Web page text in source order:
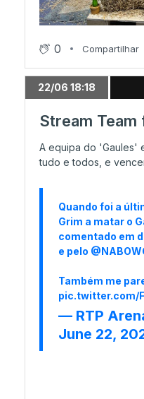
09/06 17:11
Ronda 4 esta
08/06 19:42
08/06 18:44
Legacy no Stage 3
0 Compartilhar
22/06 18:18
Stream
A equipa do 'Gaules'
tudo e todos, e
Quando foi a
Grim a matar o
comentado em
e pelo
Também me
pic.twitter.com/
— RTP
June 22,